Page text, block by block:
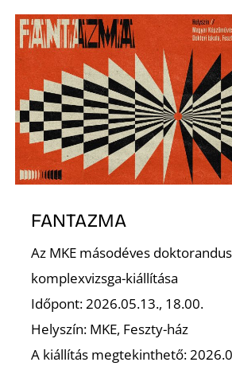
FANTAZMA
Az MKE másodéves
komplexvizsga-kiállítása
Időpont: 2026.05.13., 18.00.
Helyszín: MKE, Feszty-ház
A kiállítás megtekinthető: